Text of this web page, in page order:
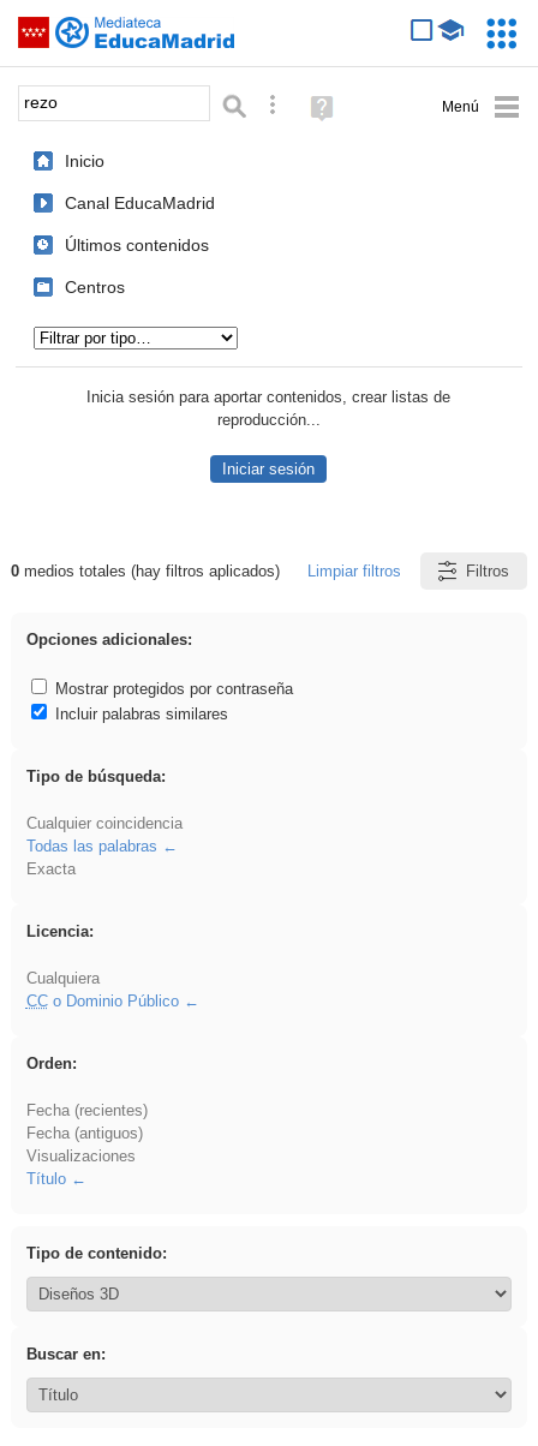
Saltar navegación
Palabra o frase: Búsqueda avanzada
Ayuda
(en
Inicio
Canal EducaMadrid
Últimos contenidos
Centros
Inicia sesión para aportar contenidos, crear listas de
reproducción...
Iniciar sesión
Resultados de: rezo
0medios totales (hay filtros aplicados) Limpiar filtros Filtros
Opciones adicionales:
Mostrar protegidos por contraseña
Incluir palabras similares
Tipo de búsqueda:
Cualquier coincidencia
Todas las palabras
Exacta
Licencia:
Cualquiera
CCo Dominio Público
Orden:
Fecha (recientes)
Fecha (antiguos)
Visualizaciones
Título
Tipo de contenido:
Buscar en: